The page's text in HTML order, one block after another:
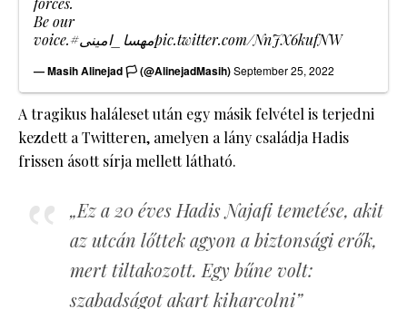
Be our
voice.
#مهسا_امینیpic.twitter.com/NnJX6kufNW
— Masih Alinejad 🏳️ (@AlinejadMasih)September 25, 2022
A tragikus haláleset után egy másik felvétel is terjedni
kezdett a Twitteren, amelyen a lány családja Hadis
frissen ásott sírja mellett látható.
„Ez a 20 éves Hadis Najafi temetése, akit
az utcán lőttek agyon a biztonsági erők,
mert tiltakozott. Egy bűne volt:
szabadságot akart kiharcolni”